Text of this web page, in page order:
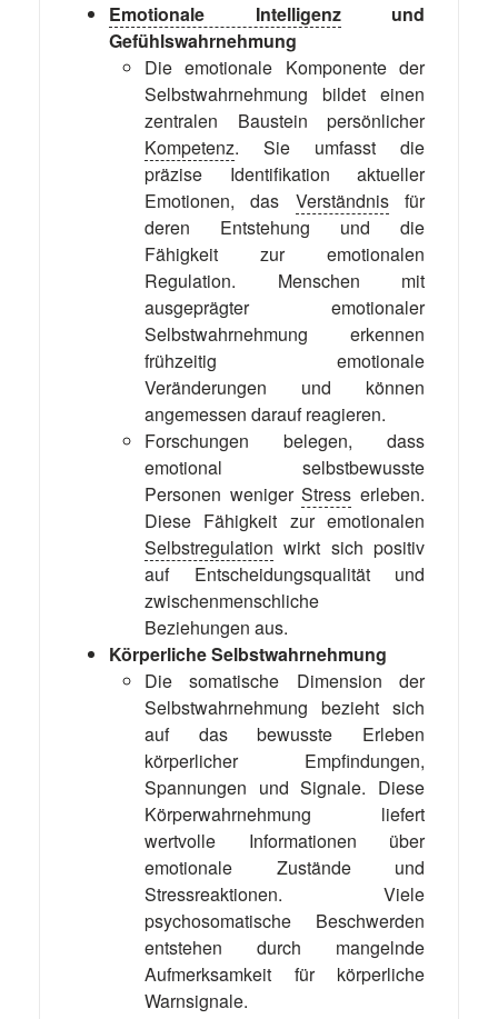
Emotionale Intelligenzund
Gefühlswahrnehmung
Die emotionale Komponente der
Selbstwahrnehmung bildet einen
zentralen Baustein persönlicher
Kompetenz. Sie umfasst die
präzise Identifikation aktueller
Emotionen, das Verständnisfür
deren Entstehung und die
Fähigkeit zur emotionalen
Regulation. Menschen mit
ausgeprägter emotionaler
Selbstwahrnehmung erkennen
frühzeitig emotionale
Veränderungen und können
angemessen darauf reagieren.
Forschungen belegen, dass
emotional selbstbewusste
Personen wenigerStress erleben.
Diese Fähigkeit zur emotionalen
Selbstregulation wirkt sich positiv
auf Entscheidungsqualität und
zwischenmenschliche
Beziehungen aus.
Körperliche Selbstwahrnehmung
Die somatische Dimension der
Selbstwahrnehmung bezieht sich
auf das bewusste Erleben
körperlicher Empfindungen,
Spannungen und Signale. Diese
Körperwahrnehmung liefert
wertvolle Informationen über
emotionale Zustände und
Stressreaktionen. Viele
psychosomatische Beschwerden
entstehen durch mangelnde
Aufmerksamkeit für körperliche
Warnsignale.